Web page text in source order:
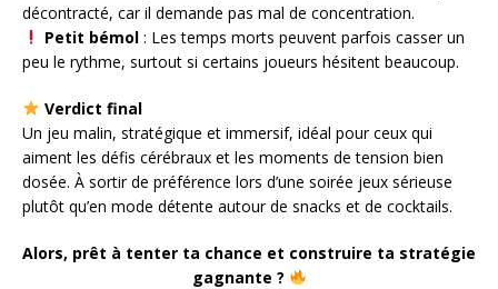
décontracté, car il demande pas mal de concentration.
Petit bémol: Les temps morts peuvent parfois casser un
peu le rythme, surtout si certains joueurs hésitent beaucoup.
Verdict final
Un jeu malin, stratégique et immersif, idéal pour ceux qui
aiment les défis cérébraux et les moments de tension bien
dosée. À sortir de préférence lors d’une soirée jeux sérieuse
plutôt qu’en mode détente autour de snacks et de cocktails.
Alors, prêt à tenter ta chance et construire ta stratégie
gagnante ?